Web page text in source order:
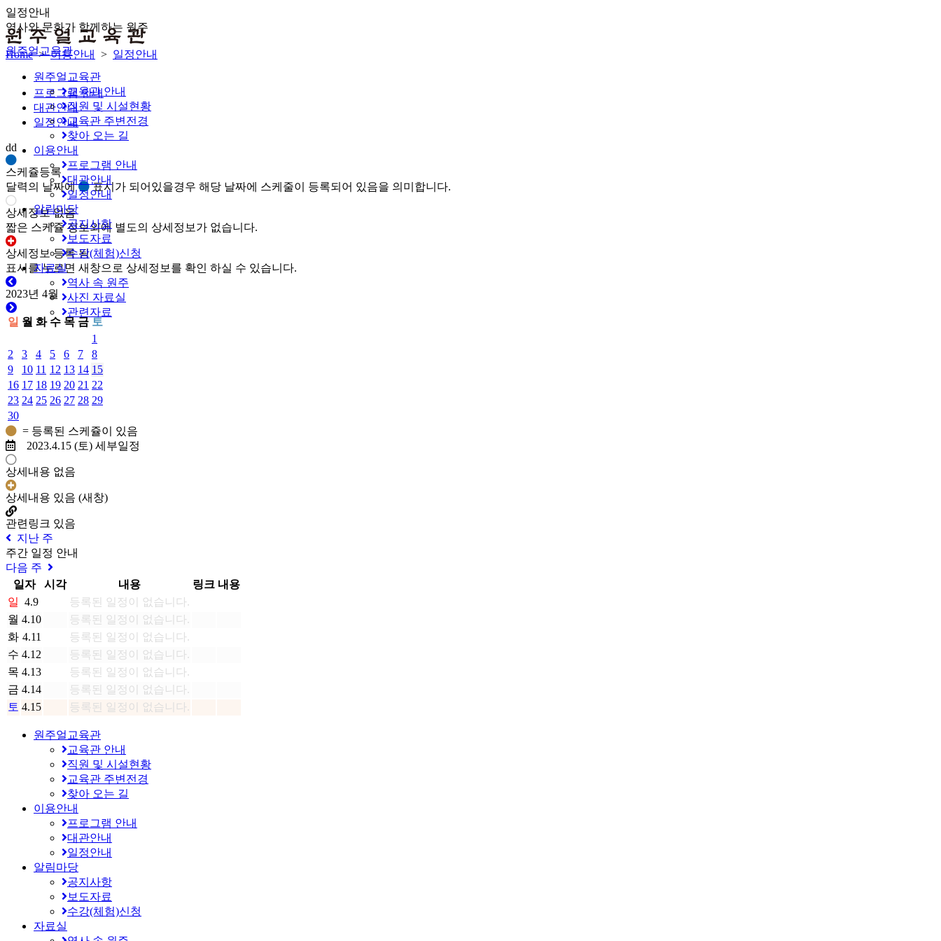
원주얼교육관
원주얼교육관
교육관 안내
직원 및 시설현황
교육관 주변전경
찾아 오는 길
이용안내
프로그램 안내
대관안내
일정안내
알림마당
공지사항
보도자료
수강(체험)신청
자료실
역사 속 원주
사진 자료실
관련자료
일정안내
역사와 문화가 함께하는 원주
Home>이용안내 > 일정안내
프로그램 안내
대관안내
일정안내
dd
스케쥴등록
달력의 날짜에
표시가 되어있을경우 해당 날짜에 스케줄이 등록되어 있음을 의미합니다.
상세정보 없음
짧은 스케쥴 정보외에 별도의 상세정보가 없습니다.
상세정보 등록 됨
표시를 누르면 새창으로 상세정보를 확인 하실 수 있습니다.
2023년 4월
일 월 화 수 목 금 토
1
2
3 4 5 6 7
8
9
10 11 12 13 14 15
16 17 18 19 20 21 22
23 24 25 26 27 28 29
30
= 등록된 스케쥴이 있음
2023.4.15 (토) 세부일정
상세내용 없음
상세내용 있음 (새창)
관련링크 있음
지난 주
주간 일정 안내
다음 주
일자
시각 내용 링크 내용
일 4.9
등록된 일정이 없습니다.
월 4.10
등록된 일정이 없습니다.
화 4.11
등록된 일정이 없습니다.
수 4.12
등록된 일정이 없습니다.
목 4.13
등록된 일정이 없습니다.
금 4.14
등록된 일정이 없습니다.
토 4.15 등록된 일정이 없습니다.
원주얼교육관
교육관 안내
직원 및 시설현황
교육관 주변전경
찾아 오는 길
이용안내
프로그램 안내
대관안내
일정안내
알림마당
공지사항
보도자료
수강(체험)신청
자료실